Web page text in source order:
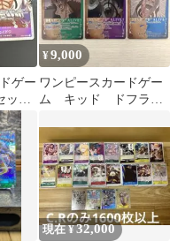
ゲー
ッ
¥9,000
ワンピースカードゲー
ム キッド ドフラミ
レル SP 手配書
現在 ¥32,000